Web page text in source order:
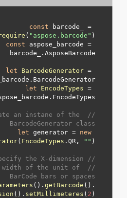
const
( "aspose.barcode" );
const aspose_barcode =
barcode_. AsposeBarcode
let BarcodeGenerator =
BarcodeGenerator
let
EncodeTypes =
EncodeTypes
an instane of the
BarcodeGenerator class
let generator = new
( EncodeTypes . QR , " "
// Specify the X-dimension
width of the unit of
BarCode bars or spaces
(). getBarcode ().
(). setMillimeteres ( 2